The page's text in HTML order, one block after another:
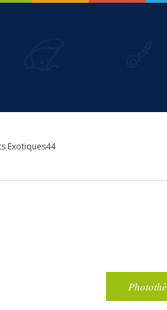
Exotiques44